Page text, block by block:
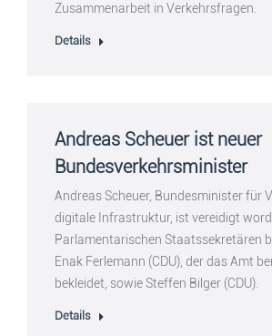
Zusammenarbeit in Verkehrsfragen.
Details
Andreas Scheuer ist neuer
Bundesverkehrsminister
Andreas Scheuer, Bundesminister für
digitale Infrastruktur, ist vereidigt
Parlamentarischen Staatssekretären
Enak Ferlemann (CDU), der das Amt
bekleidet, sowie Steffen Bilger (CDU).
Details